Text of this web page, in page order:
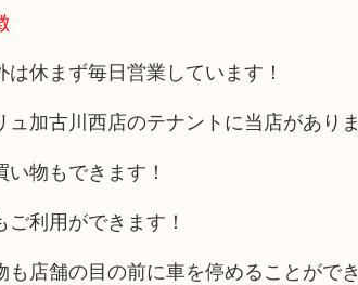
休まず毎日営業しています！
ュ加古川西店のテナントに当店がありま
物もできます！
利用ができます！
も店舗の目の前に車を停めることがで